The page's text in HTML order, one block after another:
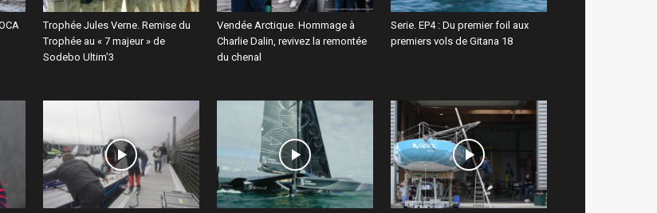
Trophée Jules Verne. Remise du
Trophée au « 7 majeur » de
Sodebo Ultim’3
Vendée Arctique. Hommage à
Charlie Dalin, revivez la remontée
du chenal
Serie. EP4 : Du premier foil aux
premiers vols de Gitana 18